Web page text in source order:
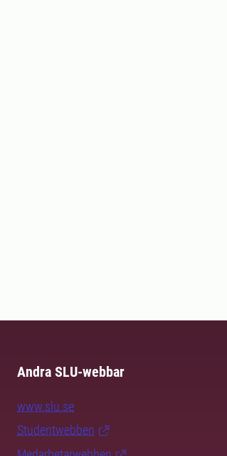
Andra SLU-webbar
www.slu.se
Studentwebben